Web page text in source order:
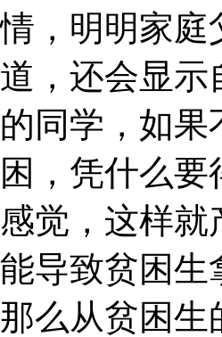
情，明明家庭
道，还会显示
的同学，如果
困，凭什么
感觉，这样就
能导致贫困生
那么从贫困生